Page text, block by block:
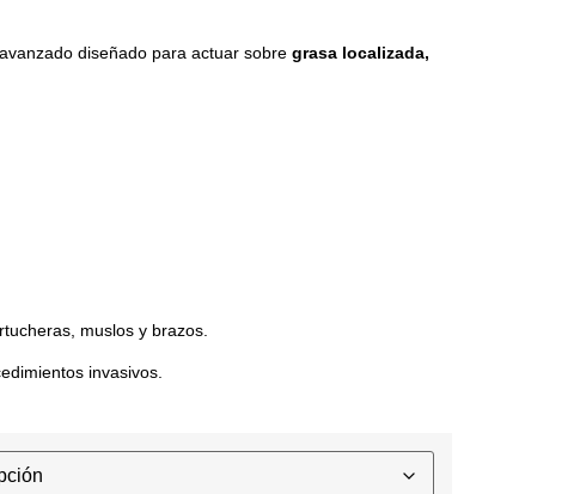
diseñado para actuar sobre grasa localizada,
muslos y brazos.
invasivos.